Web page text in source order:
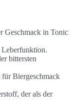
Geschmack in Tonic
Leberfunktion.
bittersten
Biergeschmack
der als der